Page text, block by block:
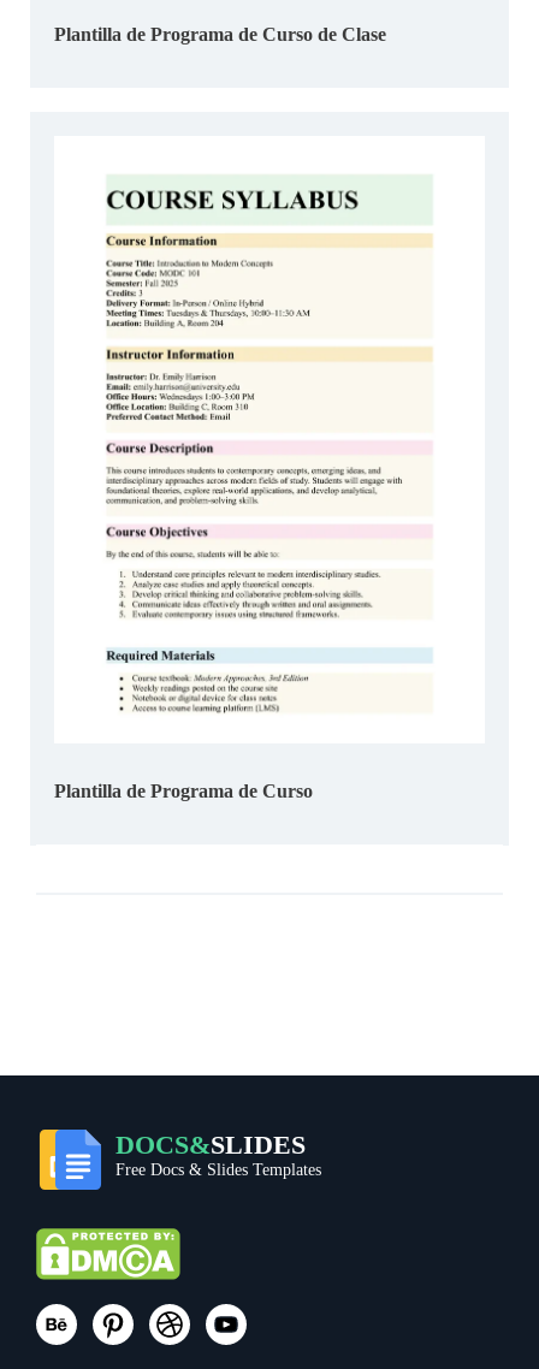
Plantilla de Programa de Curso de Clase
Plantilla de Programa de Curso
DOCS&SLIDES
Free Docs & Slides Templates